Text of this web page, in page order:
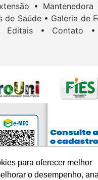
para oferecer melhor
o desempenho,
para oferecer melhor
o desempenho,
• Mantenedora
de Saúde • Galeria de
Editais • Contato •